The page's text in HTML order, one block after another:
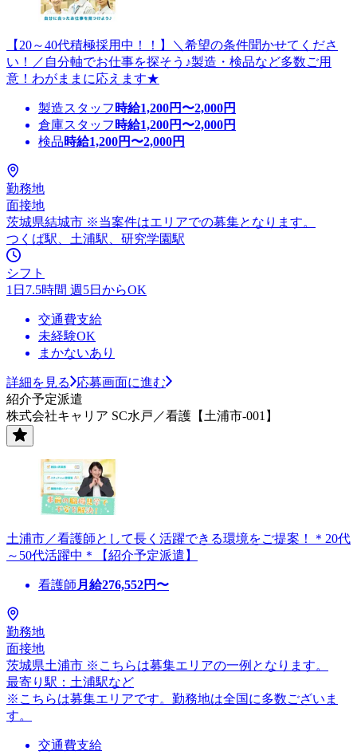
【20～40代積極採用中！！】＼希望の条件聞かせてくださ
い！／自分軸でお仕事を探そう♪製造・検品など多数ご用
意！わがままに応えます★
製造スタッフ 時給1,200円〜2,000円
倉庫スタッフ 時給1,200円〜2,000円
検品時給1,200円〜2,000円
勤務地
面接地
茨城県結城市 ※当案件はエリアでの募集となります。
つくば駅、土浦駅、研究学園駅
シフト
1日7.5時間 週5日からOK
交通費支給
未経験OK
まかないあり
詳細を見る
応募画面に進む
紹介予定派遣
株式会社キャリア SC水戸／看護【土浦市-001】
土浦市／看護師として長く活躍できる環境をご提案！＊20代
～50代活躍中＊【紹介予定派遣】
看護師 月給276,552円〜
勤務地
面接地
茨城県土浦市 ※こちらは募集エリアの一例となります。
最寄り駅：土浦駅など
※こちらは募集エリアです。勤務地は全国に多数ございま
す。
交通費支給